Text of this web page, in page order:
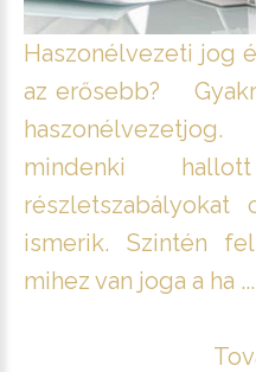
Haszonélvezeti jog
az erősebb?
mindenki
részletszabályokat
ismerik. Szintén
mihez van joga a ha ...